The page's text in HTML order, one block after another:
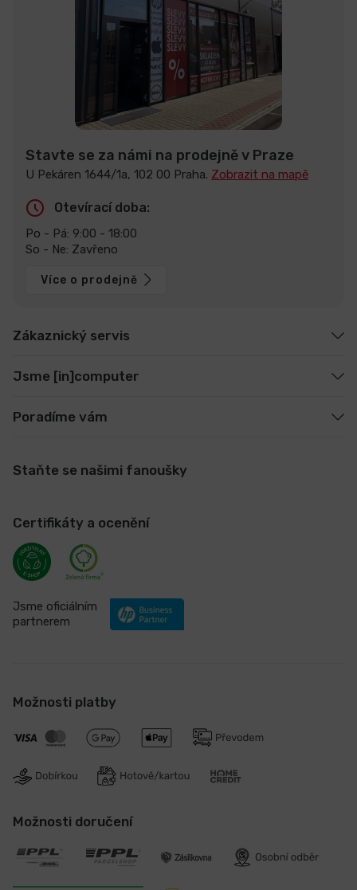
Stavte se za námi na prodejně v Praze
U Pekáren 1644/1a, 102 00 Praha. Zobrazit na mapě
Otevírací doba:
Po - Pá: 9:00 - 18:00
So - Ne: Zavřeno
Více o prodejně
Zákaznický servis
Jsme [in]computer
Poradíme vám
Staňte se našimi fanoušky
Certifikáty a ocenění
Jsme oficiálním
partnerem
Možnosti platby
Možnosti doručení